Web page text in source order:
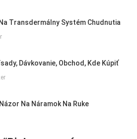
Transdermálny Systém Chudnutia
Dávkovanie, Obchod, Kde Kúpiť
Na Náramok Na Ruke